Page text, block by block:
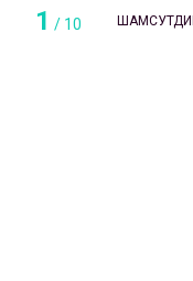
1 / 10